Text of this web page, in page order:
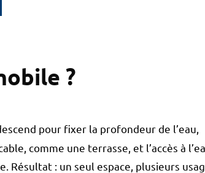
?
pour fixer la profondeur de l’eau,
comme une terrasse, et l’accès à
Résultat : un seul espace, plusieurs